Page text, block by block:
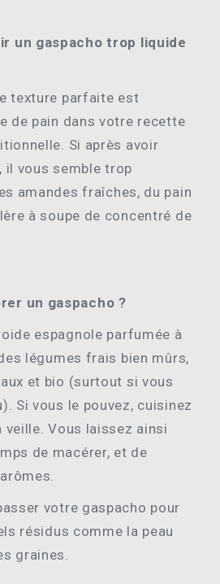
un gaspacho trop liquide
texture parfaite est
de pain dans votre recette
Si après avoir
il vous semble trop
amandes fraîches, du pain
à soupe de concentré de
un gaspacho ?
espagnole parfumée à
légumes frais bien mûrs,
et bio (surtout si vous
Si vous le pouvez, cuisinez
veille. Vous laissez ainsi
de macérer, et de
votre gaspacho pour
résidus comme la peau
graines.